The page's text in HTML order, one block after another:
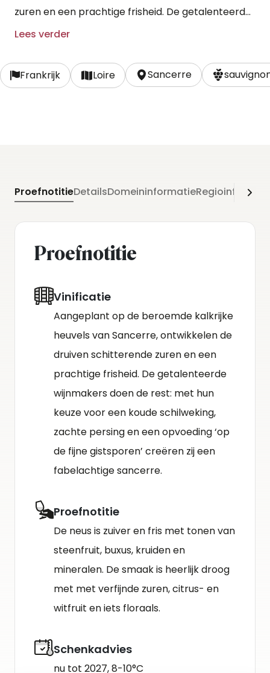
zuren en een prachtige frisheid. De getalenteerde
wijnmakers doen de rest: met hun keuze voor een
opvoeding ‘op de fijne gistsporen’ creëren zij een
fabelachtige sancerre.
Lees verder
Frankrijk Loire Sancerre
ProefnotitieDetailsDomeininformatie
Proefnotitie
Vinificatie
Aangeplant op de beroemde kalkrijke
heuvels van Sancerre, ontwikkelen de
druiven schitterende zuren en een
prachtige frisheid. De getalenteerde
wijnmakers doen de rest: met hun
keuze voor een koude schilweking,
zachte persing en een opvoeding ‘op
de fijne gistsporen’ creëren zij een
fabelachtige sancerre.
Proefnotitie
De neus is zuiver en fris met tonen van
steenfruit, buxus, kruiden en
mineralen. De smaak is heerlijk droog
met met verfijnde zuren, citrus- en
witfruit en iets floraals.
Schenkadvies
nu tot 2027, 8-10°C